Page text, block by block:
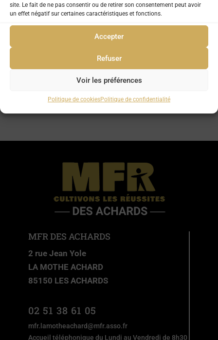
site. Le fait de ne pas consentir ou de retirer son consentement peut avoir
un effet négatif sur certaines caractéristiques et fonctions.
Accepter
Refuser
Voir les préférences
Politique de cookiesPolitique de confidentialité
MFR DES ACHARDS
2 rue Jean Yole
LA MOTHE ACHARD
85150 LES ACHARDS
02 51 38 61 05
mfr.lamotheachard@mfr.asso.fr
Accueil téléphonique du Lundi au Vendredi de 8h30